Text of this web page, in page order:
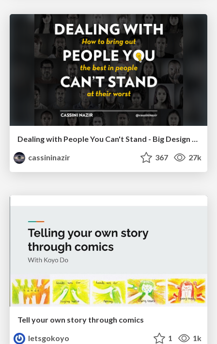
Dealing with People You Can't Stand - Big Design 2015
cassininazir
367 27k
Tell your own story through comics
letsgokoyo
1 1k